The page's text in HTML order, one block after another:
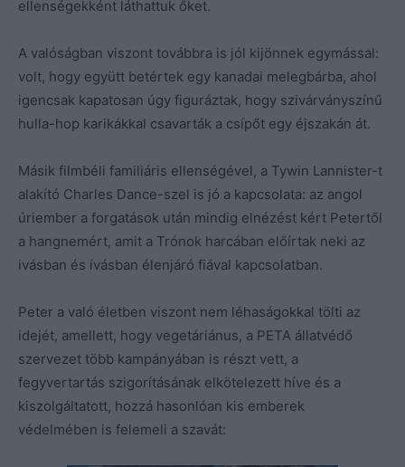
ellenségekként láthattuk őket.
A valóságban viszont továbbra is jól kijönnek egymással:
volt, hogy együtt betértek egy kanadai melegbárba, ahol
igencsak kapatosan úgy figuráztak, hogy szivárványszínű
hulla-hop karikákkal csavarták a csípőt egy éjszakán át.
Másik filmbéli familiáris ellenségével, a Tywin Lannister-t
alakító Charles Dance-szel is jó a kapcsolata: az angol
úriember a forgatások után mindig elnézést kért Petertől
a hangnemért, amit a Trónok harcában előírtak neki az
ivásban és ívásban élenjáró fiával kapcsolatban.
Peter a való életben viszont nem léhaságokkal tölti az
idejét, amellett, hogy vegetáriánus, a PETA állatvédő
szervezet több kampányában is részt vett, a
fegyvertartás szigorításának elkötelezett híve és a
kiszolgáltatott, hozzá hasonlóan kis emberek
védelmében is felemeli a szavát: